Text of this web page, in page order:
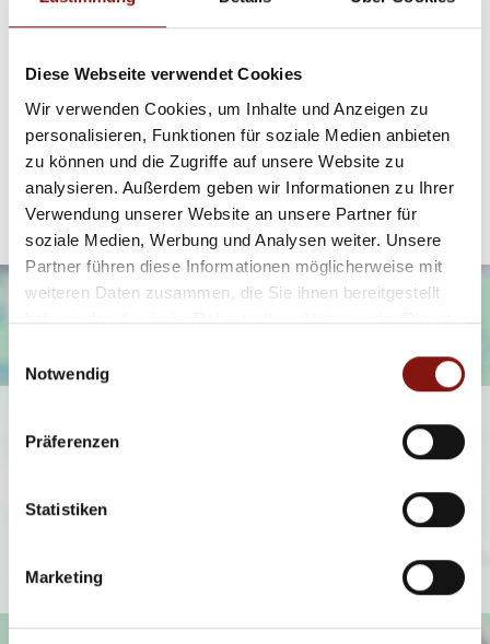
Diese Webseite verwendet Cookies
Wir verwenden Cookies, um Inhalte und Anzeigen zu
personalisieren, Funktionen für soziale Medien anbieten
zu können und die Zugriffe auf unsere Website zu
analysieren. Außerdem geben wir Informationen zu Ihrer
Verwendung unserer Website an unsere Partner für
soziale Medien, Werbung und Analysen weiter. Unsere
Partner führen diese Informationen möglicherweise mit
weiteren Daten zusammen, die Sie ihnen bereitgestellt
haben oder die sie im Rahmen Ihrer Nutzung der Dienste
Notwendig
Präferenzen
Statistiken
Marketing
Ansprechpartner
Telefon: 00498517569370
Telefax: 00498517569368
info@hatz-team.de
angezeigt werden. Es gelten die
(